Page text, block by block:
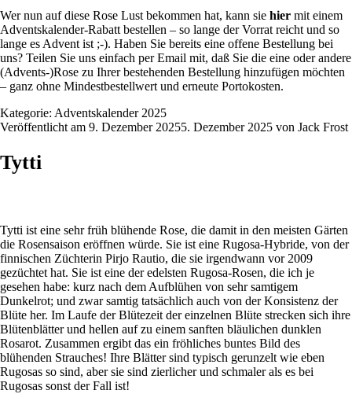
Wer nun auf diese Rose Lust bekommen hat, kann sie hier mit einem
Adventskalender-Rabatt bestellen – so lange der Vorrat reicht und so
lange es Advent ist ;-). Haben Sie bereits eine offene Bestellung bei
uns? Teilen Sie uns einfach per Email mit, daß Sie die eine oder andere
(Advents-)Rose zu Ihrer bestehenden Bestellung hinzufügen möchten
– ganz ohne Mindestbestellwert und erneute Portokosten.
Kategorie: Adventskalender 2025
Veröffentlicht am 9. Dezember 20255. Dezember 2025 von Jack Frost
Tytti
Tytti ist eine sehr früh blühende Rose, die damit in den meisten Gärten
die Rosensaison eröffnen würde. Sie ist eine Rugosa-Hybride, von der
finnischen Züchterin Pirjo Rautio, die sie irgendwann vor 2009
gezüchtet hat. Sie ist eine der edelsten Rugosa-Rosen, die ich je
gesehen habe: kurz nach dem Aufblühen von sehr samtigem
Dunkelrot; und zwar samtig tatsächlich auch von der Konsistenz der
Blüte her. Im Laufe der Blütezeit der einzelnen Blüte strecken sich ihre
Blütenblätter und hellen auf zu einem sanften bläulichen dunklen
Rosarot. Zusammen ergibt das ein fröhliches buntes Bild des
blühenden Strauches! Ihre Blätter sind typisch gerunzelt wie eben
Rugosas so sind, aber sie sind zierlicher und schmaler als es bei
Rugosas sonst der Fall ist!